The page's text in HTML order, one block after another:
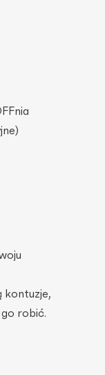
kontuzje,
robić.